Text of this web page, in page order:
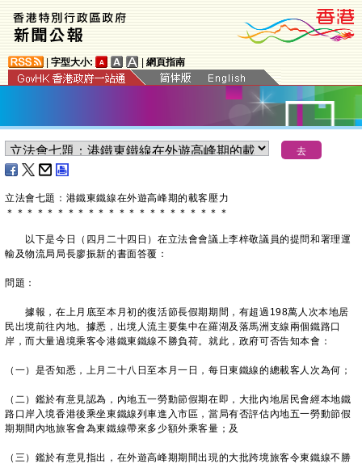
字型大小: 網頁指南
​立法會七題：港鐵東鐵線在外遊高峰期的載客壓力
＊ ＊ ＊ ＊ ＊ ＊ ＊ ＊ ＊ ＊ ＊ ＊ ＊ ＊ ＊ ＊ ＊ ＊ ＊ ＊ ＊ ＊
以下是今日（四月二十四日）在立法會會議上李梓敬議員的提問和署理運
輸及物流局局長廖振新的書面答覆：
問題：
據報，在上月底至本月初的復活節長假期期間，有超過198萬人次本地居
民出境前往內地。據悉，出境人流主要集中在羅湖及落馬洲支線兩個鐵路口
岸，而大量過境乘客令港鐵東鐵線不勝負荷。就此，政府可否告知本會：
（一）是否知悉，上月二十八日至本月一日，每日東鐵線的總載客人次為何；
（二）鑑於有意見認為，內地五一勞動節假期在即，大批內地居民會經本地鐵
路口岸入境香港後乘坐東鐵線列車進入市區，當局有否評估內地五一勞動節假
期期間內地旅客會為東鐵線帶來多少額外乘客量；及
（三）鑑於有意見指出，在外遊高峰期期間出現的大批跨境旅客令東鐵線不勝